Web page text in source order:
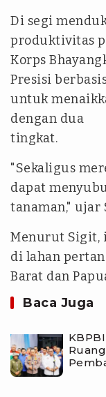
Di segi
produktivitas
Korps
Presisi
untuk
dengan dua
tingkat.
"Sekaligus
dapat
tanaman," ujar
Menurut Sigit,
di lahan
Barat dan
Baca Juga